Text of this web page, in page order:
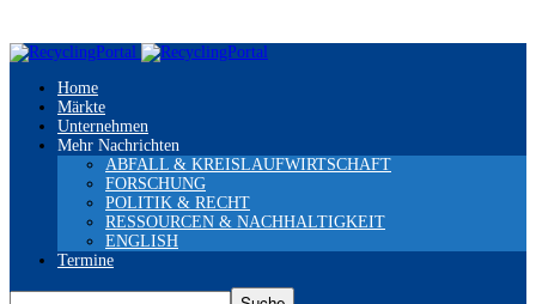
Home
Märkte
Unternehmen
Mehr Nachrichten
ABFALL & KREISLAUFWIRTSCHAFT
FORSCHUNG
POLITIK & RECHT
RESSOURCEN & NACHHALTIGKEIT
ENGLISH
Termine